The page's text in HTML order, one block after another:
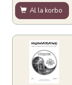
Al la korbo